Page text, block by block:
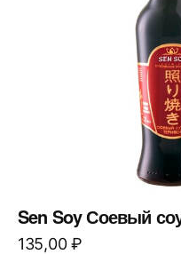
Sen Soy Соевый
135,00₽